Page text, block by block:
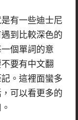
有一些迪士尼
到比較深色的
個單詞的意
要有中文翻
。這裡面蠻多
可以看更多的